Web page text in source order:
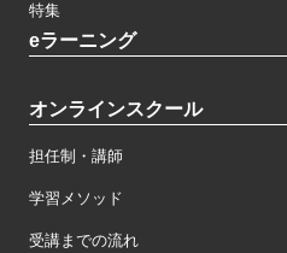
特集
eラーニング
オンラインスクール
担任制・講師
学習メソッド
受講までの流れ